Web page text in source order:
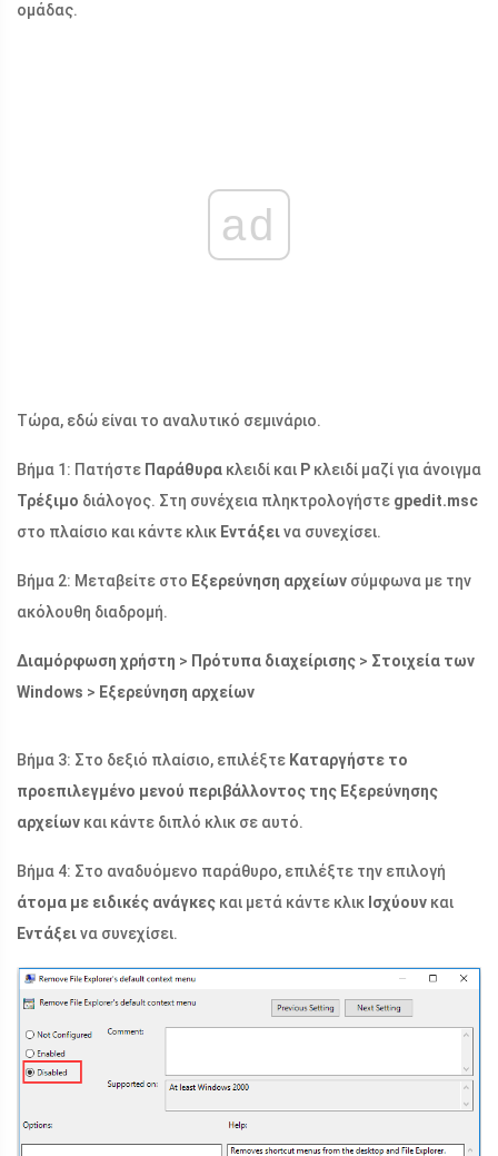
ομάδας.
ad
Τώρα, εδώ είναι το αναλυτικό σεμινάριο.
Βήμα 1: Πατήστε Παράθυρα κλειδί και Ρ κλειδί μαζί για άνοιγμα
Τρέξιμο διάλογος. Στη συνέχεια πληκτρολογήστε gpedit.msc
στο πλαίσιο και κάντε κλικ Εντάξεινα συνεχίσει.
Βήμα 2: Μεταβείτε στο Εξερεύνηση αρχείων σύμφωνα με την
ακόλουθη διαδρομή.
Διαμόρφωση χρήστη > Πρότυπα διαχείρισης > Στοιχεία των
Windows > Εξερεύνηση αρχείων
Βήμα 3: Στο δεξιό πλαίσιο, επιλέξτε Καταργήστε το
προεπιλεγμένο μενού περιβάλλοντος της Εξερεύνησης
αρχείων και κάντε διπλό κλικ σε αυτό.
Βήμα 4: Στο αναδυόμενο παράθυρο, επιλέξτε την επιλογή
άτομα με ειδικές ανάγκες και μετά κάντε κλικ Ισχύουν και
Εντάξεινα συνεχίσει.